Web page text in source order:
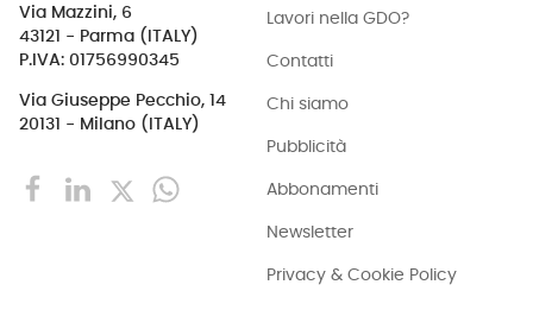
Via Mazzini, 6
43121 - Parma (ITALY)
P.IVA: 01756990345
Via Giuseppe Pecchio, 14
20131 - Milano (ITALY)
Lavori nella GDO?
Contatti
Chi siamo
Pubblicità
Abbonamenti
Newsletter
Privacy & Cookie Policy